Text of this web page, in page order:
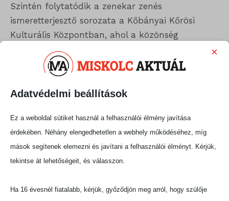
Szintén folytatódik a zenekar zenés
ismeretterjesztő sorozata a Kőbányai Kőrösi
Kulturális Központban, ahol a közönség
családias, közvetlenebb hangulatban élvezheti a
kamarazene gyöngyszemeit.
fellép az Anima Musicae: 2027. január 8-án a
Magyar Zene Házában várják a közönséget egy
különleges hangvételű koncerten, emellett a
Müpában is több alkalommal fellépnek az
évadban.
városba is ellátogat az együttes, a Filharmónia
Adatvédelmi beállítások
×
Ez a weboldal sütiket használ a felhasználói élmény javítása
érdekében. Néhány elengedhetetlen a webhely működéséhez, míg
mások segítenek elemezni és javítani a felhasználói élményt. Kérjük,
tekintse át lehetőségeit, és válasszon.
Ha 16 évesnél fiatalabb, kérjük, győződjön meg arról, hogy szülője